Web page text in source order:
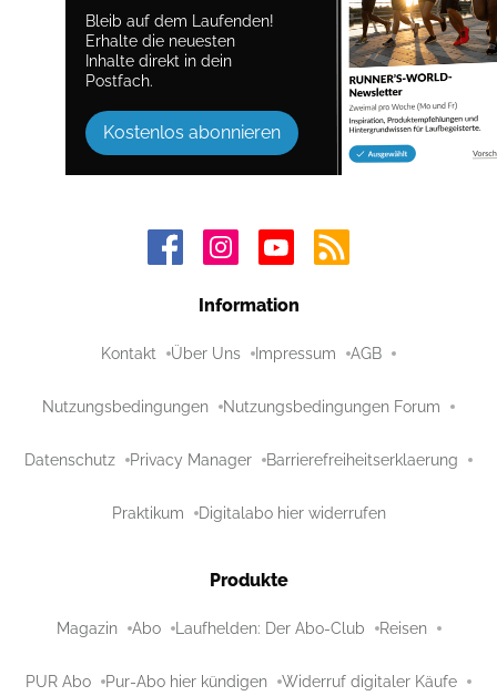
Bleib auf dem Laufenden!
Erhalte die neuesten
Inhalte direkt in dein
Postfach.
Kostenlos abonnieren
Information
Kontakt Über Uns Impressum AGB
Nutzungsbedingungen Nutzungsbedingungen Forum
Datenschutz Privacy Manager Barrierefreiheitserklaerung
Praktikum Digitalabo hier widerrufen
Produkte
Magazin Abo Laufhelden: Der Abo-Club Reisen
PUR Abo Pur-Abo hier kündigen Widerruf digitaler Käufe